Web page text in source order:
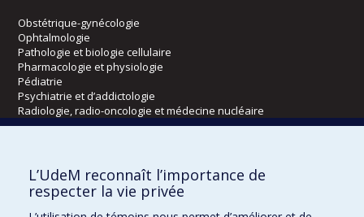
Obstétrique-gynécologie
Ophtalmologie
Pathologie et biologie cellulaire
Pharmacologie et physiologie
Pédiatrie
Psychiatrie et d’addictologie
Radiologie, radio-oncologie et médecine nucléaire
Écoles
Kinésiologie et des sciences de l’activité physique
Orthophonie et audiologie
L’UdeM reconnaît l’importance de
respecter la vie privée